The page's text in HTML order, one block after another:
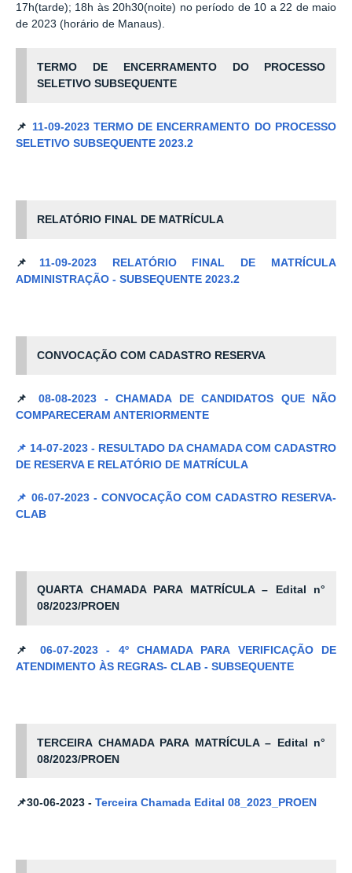
17h(tarde); 18h às 20h30(noite) no período de 10 a 22 de maio
de 2023 (horário de Manaus).
TERMO DE ENCERRAMENTO DO PROCESSO
SELETIVO SUBSEQUENTE
📌 11-09-2023 TERMO DE ENCERRAMENTO DO PROCESSO
SELETIVO SUBSEQUENTE 2023.2
RELATÓRIO FINAL DE MATRÍCULA
📌 11-09-2023
RELATÓRIO FINAL DE MATRÍCULA
ADMINISTRAÇÃO - SUBSEQUENTE 2023.2
CONVOCAÇÃO COM CADASTRO RESERVA
📌
08-08-2023 - CHAMADA DE CANDIDATOS QUE NÃO
COMPARECERAM ANTERIORMENTE
📌 14-07-2023 - RESULTADO DA CHAMADA COM CADASTRO
DE RESERVA E RELATÓRIO DE MATRÍCULA
📌 06-07-2023 - CONVOCAÇÃO COM CADASTRO RESERVA-
CLAB
QUARTA CHAMADA PARA MATRÍCULA– Edital n°
08/2023/PROEN
📌
06-07-2023 - 4º CHAMADA PARA VERIFICAÇÃO DE
ATENDIMENTO ÀS REGRAS- CLAB - SUBSEQUENTE
TERCEIRA CHAMADA PARA MATRÍCULA– Edital n°
08/2023/PROEN
📌30-06-2023 - Terceira Chamada Edital 08_2023_PROEN